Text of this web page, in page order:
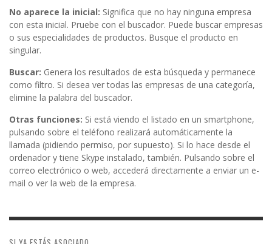
No aparece la inicial: Significa que no hay ninguna empresa
con esta inicial. Pruebe con el buscador. Puede buscar empresas
o sus especialidades de productos. Busque el producto en
singular.
Buscar: Genera los resultados de esta búsqueda y permanece
como filtro. Si desea ver todas las empresas de una categoría,
elimine la palabra del buscador.
Otras funciones: Si está viendo el listado en un smartphone,
pulsando sobre el teléfono realizará automáticamente la
llamada (pidiendo permiso, por supuesto). Si lo hace desde el
ordenador y tiene Skype instalado, también. Pulsando sobre el
correo electrónico o web, accederá directamente a enviar un e-
mail o ver la web de la empresa.